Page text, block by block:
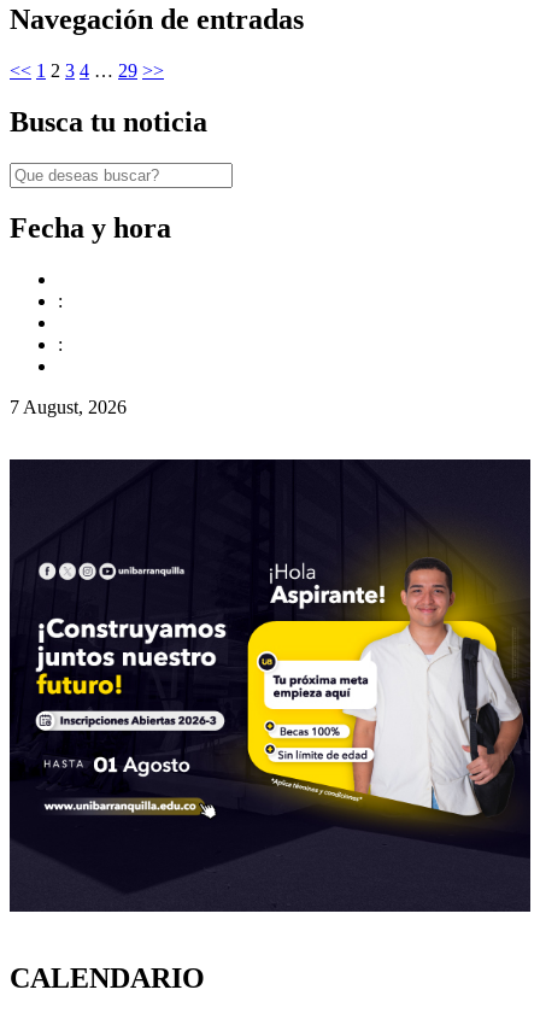
Navegación de entradas
<< 1 2 3 4 … 29 >>
Busca tu noticia
Fecha y hora
:
:
7 August, 2026
CALENDARIO